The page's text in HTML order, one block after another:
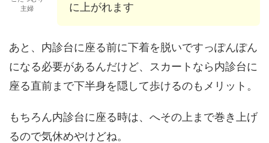
主婦
に上がれます
あと、内診台に座る前に下着を脱いですっぽんぽん
になる必要があるんだけど、スカートなら内診台に
座る直前まで下半身を隠して歩けるのもメリット。
もちろん内診台に座る時は、へその上まで巻き上げ
るので気休めやけどね。